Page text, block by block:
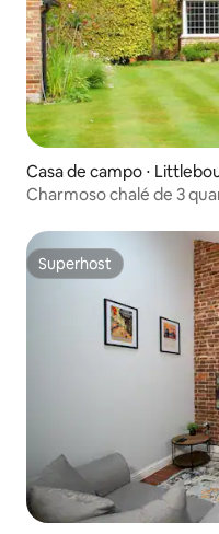
Casa de campo ⋅
Charmoso chalé de 3
Superhost
Superhost